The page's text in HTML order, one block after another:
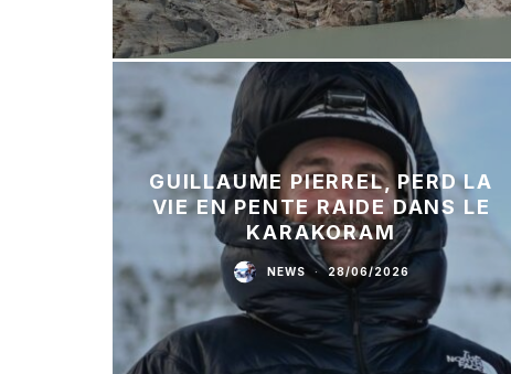
GUILLAUME PIERREL, PERD LA
VIE EN PENTE RAIDE DANS LE
KARAKORAM
NEWS · 28/06/2026